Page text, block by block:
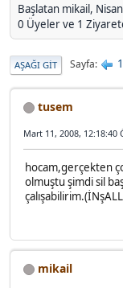
Başlatan mikail,
0 Üyeler ve 1
AŞAĞI GIT Sayfa 1
tusem
Mart 11, 2008, 12:18:40
hocam,gerçekten
olmuştu şimdi sil
mikail